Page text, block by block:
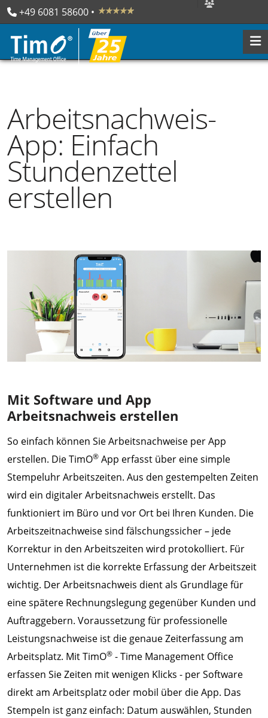
+49 6081 58600
Arbeitsnachweis-
App: Einfach
Stundenzettel
erstellen
Mit Software und App
Arbeitsnachweis erstellen
So einfach können Sie Arbeitsnachweise per App
erstellen. Die TimO® App erfasst über eine simple
Stempeluhr Arbeitszeiten. Aus den gestempelten Zeiten
wird ein digitaler Arbeitsnachweis erstellt. Das
funktioniert im Büro und vor Ort bei Ihren Kunden. Die
Arbeitszeitnachweise sind fälschungssicher – jede
Korrektur in den Arbeitszeiten wird protokolliert. Für
Unternehmen ist die korrekte Erfassung der Arbeitszeit
wichtig. Der Arbeitsnachweis dient als Grundlage für
eine spätere Rechnungslegung gegenüber Kunden und
Auftraggebern. Voraussetzung für professionelle
Leistungsnachweise ist die genaue Zeiterfassung am
Arbeitsplatz. Mit TimO® - Time Management Office
erfassen Sie Zeiten mit wenigen Klicks - per Software
direkt am Arbeitsplatz oder mobil über die App. Das
Stempeln ist ganz einfach: Datum auswählen, Stunden